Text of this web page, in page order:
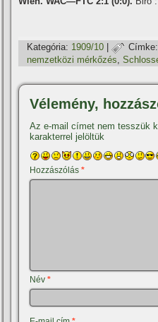
Kategória: 1909/10 | Címke:
nemzetközi mérkőzés ,
Vélemény,
Az e-mail címet nem tesszük
karakterrel jelöltük
Hozzászólás*
Név*